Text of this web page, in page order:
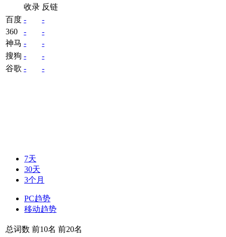
收录 反链
百度 -
-
360
-
-
神马 -
-
搜狗 -
-
谷歌 - -
7天
30天
3个月
PC趋势
移动趋势
总词数 前10名 前20名